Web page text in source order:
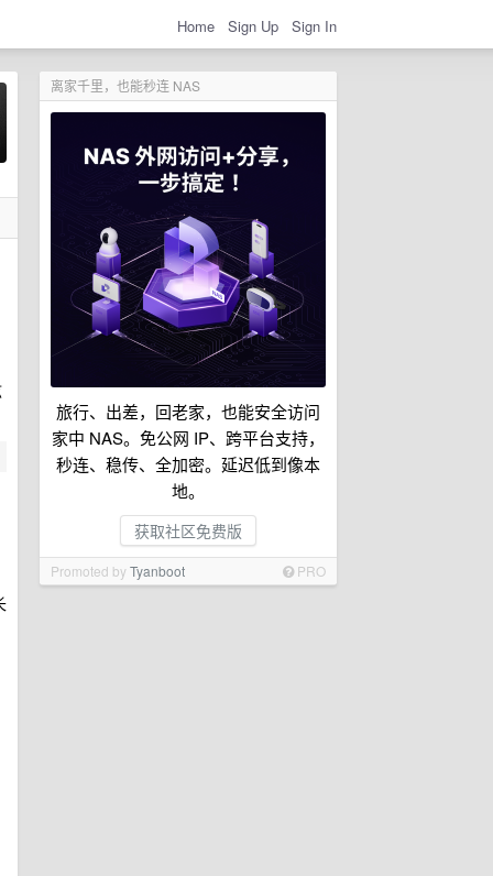
Home Sign Up Sign In
离家千里，也能秒连 NAS
旅行、出差，回老家，也能安全访问
家中 NAS。免公网 IP、跨平台支持，
秒连、稳传、全加密。延迟低到像本
地。
获取社区免费版
Promoted byTyanboot PRO